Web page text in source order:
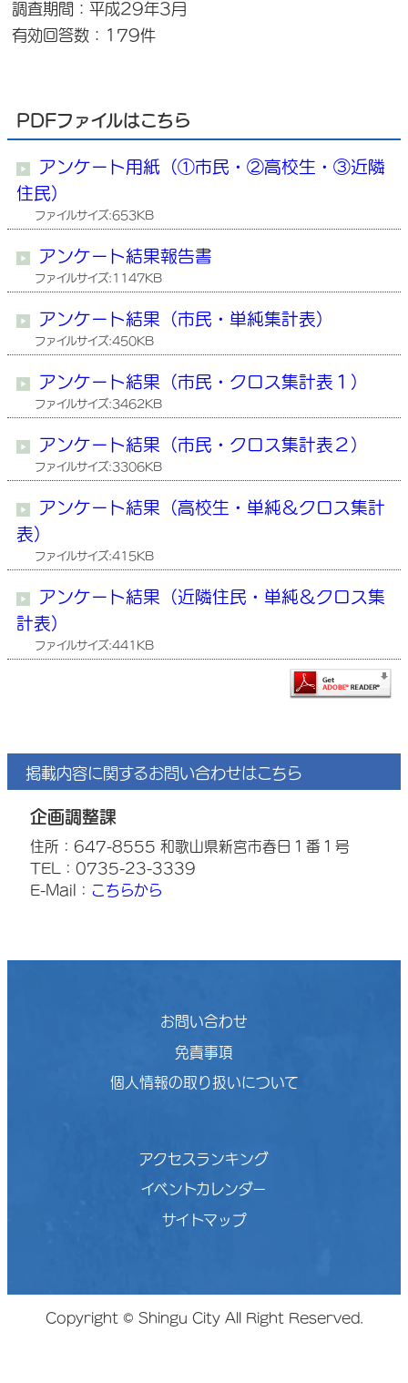
調査期間：平成29年3月
有効回答数：179件
PDFファイルはこちら
アンケート用紙（①市民・②高校生・③近隣
住民）
ファイルサイズ:653KB
アンケート結果報告書
ファイルサイズ:1147KB
アンケート結果（市民・単純集計表）
ファイルサイズ:450KB
アンケート結果（市民・クロス集計表１）
ファイルサイズ:3462KB
アンケート結果（市民・クロス集計表２）
ファイルサイズ:3306KB
アンケート結果（高校生・単純＆クロス集計
表）
ファイルサイズ:415KB
アンケート結果（近隣住民・単純＆クロス集
計表）
ファイルサイズ:441KB
掲載内容に関するお問い合わせはこちら
企画調整課
住所：647-8555 和歌山県新宮市春日１番１号
TEL：0735-23-3339
E-Mail： こちらから
お問い合わせ
免責事項
個人情報の取り扱いについて
アクセスランキング
イベントカレンダー
サイトマップ
Copyright © Shingu City All Right Reserved.